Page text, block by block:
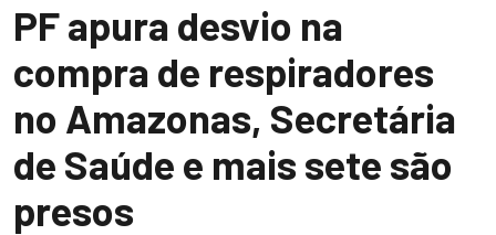
PF apura desvio na
compra de respiradores
no Amazonas, Secretária
de Saúde e mais sete são
presos